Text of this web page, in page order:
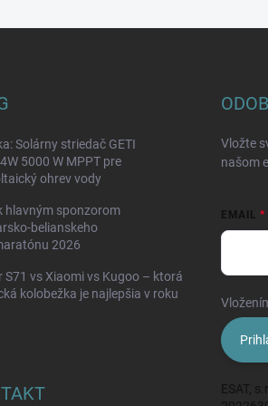
Solárny striedač GETI
5000 W MPPT pre
ohrev vody
hlavným sponzorom
belianskeho
2026
S71 vs Xiaomi vs Kugoo – ktorá
kolobežka je najlepšia v roku
Vložte
našom
EMAIL
ESAT,